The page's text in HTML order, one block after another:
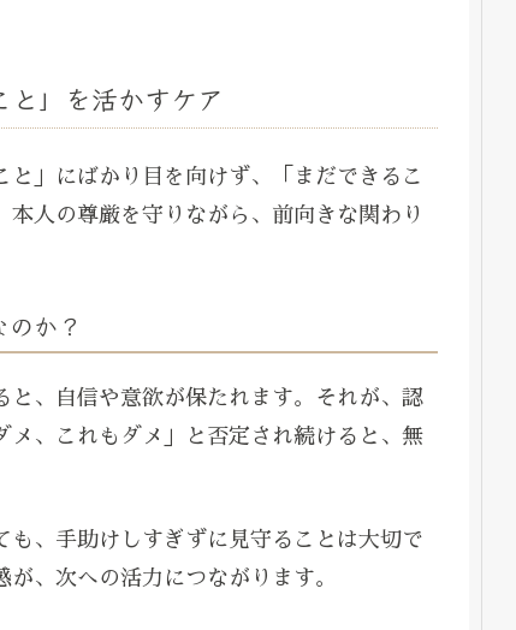
と」を活かすケア
」にばかり目を向けず、「まだできるこ
人の尊厳を守りながら、前向きな関わり
か？
と、自信や意欲が保たれます。それが、認
、これもダメ」と否定され続けると、無
、手助けしすぎずに見守ることは大切で
、次への活力につながります。